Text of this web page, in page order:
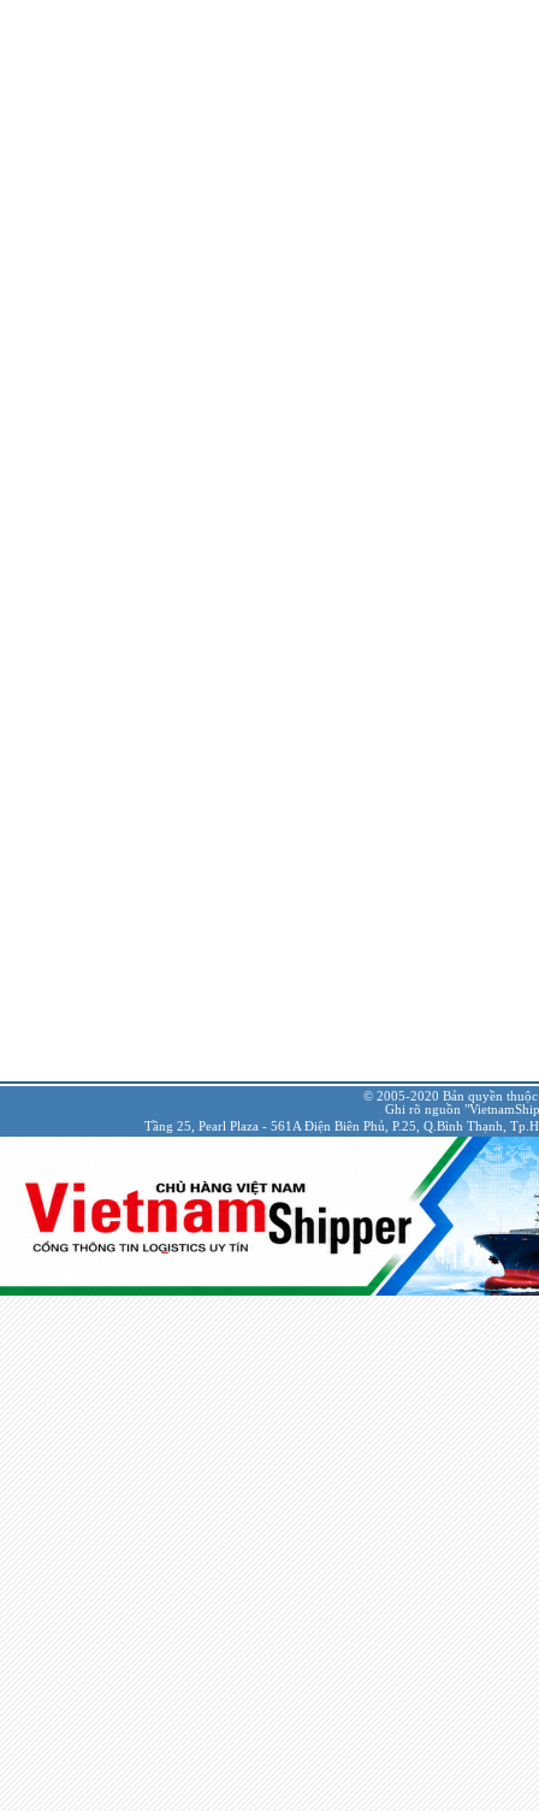
© 2005-2020 Bản quyền
Ghi rõ nguồn
Tầng 25, Pearl Plaza - 561A Điện Biên Phủ, P.25, Q.Bình Thạnh,